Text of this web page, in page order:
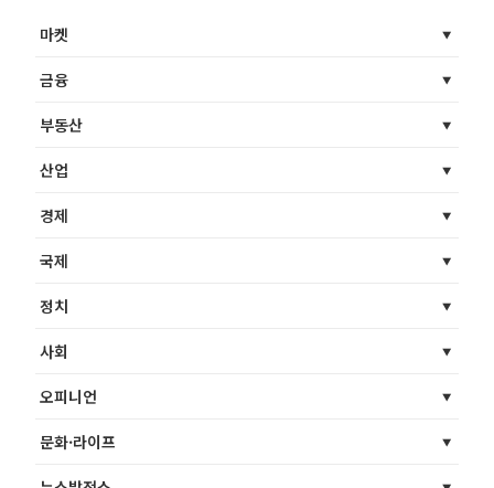
마켓
금융
부동산
산업
경제
국제
정치
사회
오피니언
문화·라이프